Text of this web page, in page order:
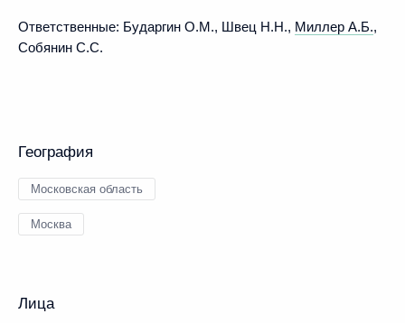
Ответственные: Бударгин О.М., Швец Н.Н., Миллер А.Б.,
Собянин С.С.
География
Московская область
Москва
Лица